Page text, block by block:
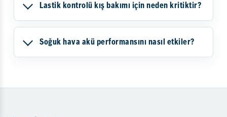
Lastik kontrolü kış bakımı için neden kritiktir?
Soğuk hava akü performansını nasıl etkiler?